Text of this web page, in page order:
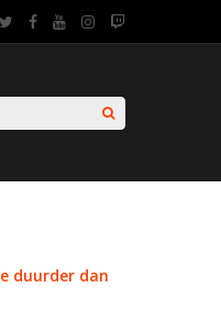
duurder dan